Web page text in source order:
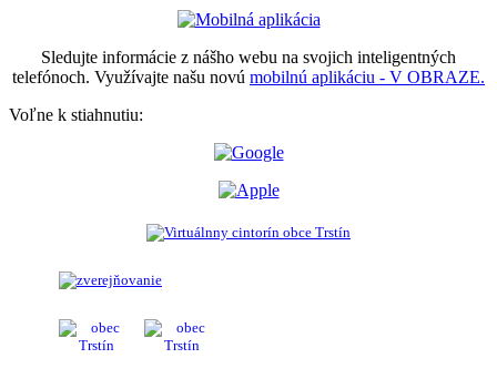
Sledujte informácie z nášho webu na svojich inteligentných
telefónoch. Využívajte našu novú mobilnú aplikáciu - V OBRAZE.
Voľne k stiahnutiu: